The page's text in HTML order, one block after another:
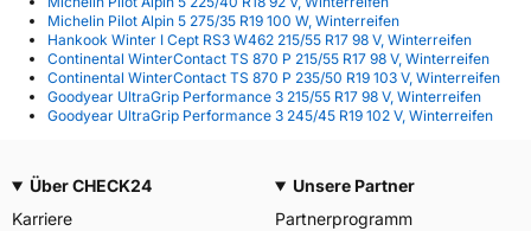
Michelin Pilot Alpin 5 275/35 R19 100 W, Winterreifen
Hankook Winter I Cept RS3 W462 215/55 R17 98 V, Winterreifen
Continental WinterContact TS 870 P 215/55 R17 98 V, Winterreifen
Continental WinterContact TS 870 P 235/50 R19 103 V, Winterreifen
Goodyear UltraGrip Performance 3 215/55 R17 98 V, Winterreifen
Goodyear UltraGrip Performance 3 245/45 R19 102 V, Winterreifen
Über CHECK24
Karriere
Unsere Partner
Partnerprogramm